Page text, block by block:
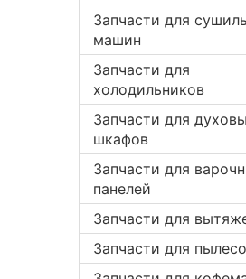
Запчасти для
машин
Запчасти для
холодильников
Запчасти для
шкафов
Запчасти для
панелей
Запчасти для
Запчасти для